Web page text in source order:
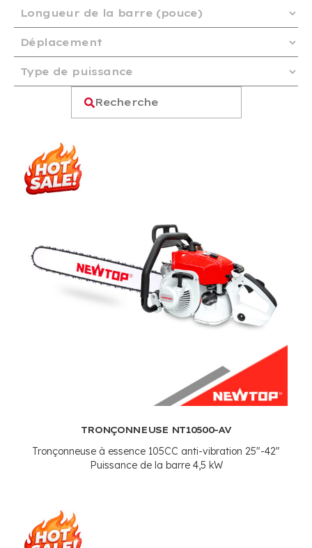
TRONÇONNEUSE NT10500-AV
Tronçonneuse à essence 105CC anti-vibration 25"-42"
Puissance de la barre 4,5 kW